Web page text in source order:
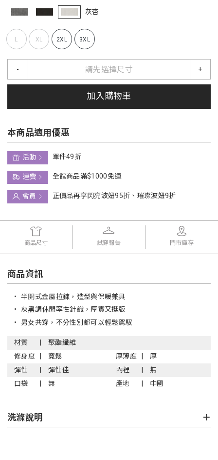
灰杏
L XL 2XL 3XL
請先選擇尺寸
- +
加入購物車
本商品適用優惠
活動
單件49折
運費
全館商品滿$1000免運
會員
正價品再享閃亮波妞95折、璀璨波妞9折
商品尺寸 試穿報告 門市庫存
商品資訊
• 半開式金屬拉鍊，造型與保暖兼具
• 灰黑調休閒率性針織，厚實又挺版
• 男女共穿，不分性別都可以輕鬆駕馭
材質
聚酯纖維
修身度
寬鬆 厚薄度
厚
彈性
彈性佳 內裡
無
口袋
無 產地 中國
洗滌說明